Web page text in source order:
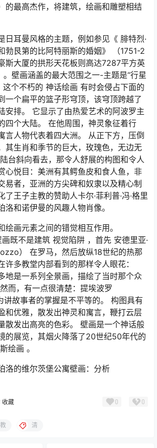
的最高杰作，将建筑，绘画和雕塑相结
日耳曼风格的主题，例如参见《 腓特烈·
勃艮第的比阿特丽斯的婚姻》
（1751-2
斯大厦的拱形天花板则高达7287平方英
壁画涵盖的最大范围之一-主题是“行星
这个不朽的 神话绘画 有时会侵占下面的
一个扁平的篮子形穹顶，该穹顶跨越了
安排。 它显示了由热爱艺术的阿波罗主
四个大陆。 在他周围，神灵象征着行
言人物代表着四大洲。 从正下方，压倒
其生肖和季节的巨大，玫瑰色，无边无
台斜向看去，那令人舒展的构图和令人
心悦目：美洲有其鳄鱼皮和食人鱼，非
易者，亚洲的方尖碑和奴隶以及精心制
了王子主教的赞助人卡尔·菲利普·冯·格里
洛和诺伊曼的风趣人物肖像。
绘画元素之间的错觉相互作用。
既不是建筑 视觉陷阱 ，首先 安德里亚·
） 在罗马，然后放纵18世纪的热那
许多教堂内部看到的那样令人眼花：
地是一系列全景画，描绘了当时那个众
而，有一点很清楚：提埃波罗
讲故事者的掌握是不平等的。 构图具有
和优雅，散发出神灵和寓言，鞭打云层
散发出高亮的色彩。 壁画是一个神话般
的展览，其烟火降落了20世纪50年代的
绘画 。
洛的维尔茨堡公寓壁画：分析
收藏 0 0
清